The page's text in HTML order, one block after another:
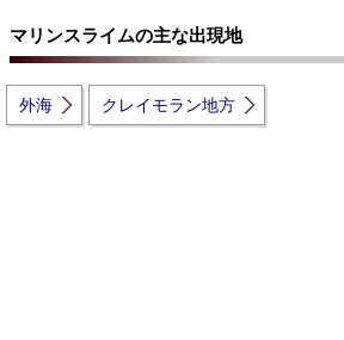
マリンスライムの主な出現地
外海 クレイモラン地方